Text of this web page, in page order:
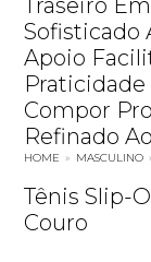
Traseiro
Sofisticado
Apoio
Praticidade
Compor
Refinado
HOME » MASCULINO
Tênis Slip-
Couro